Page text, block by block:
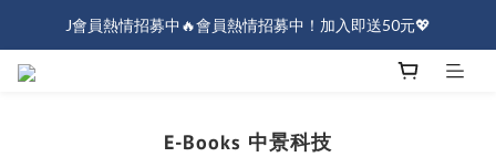
J會員熱情招募中🔥會員熱情招募中！加入即送50元💖
J會員熱情招募中🔥會員熱情招募中！加入即送50元💖
E-Books 中景科技